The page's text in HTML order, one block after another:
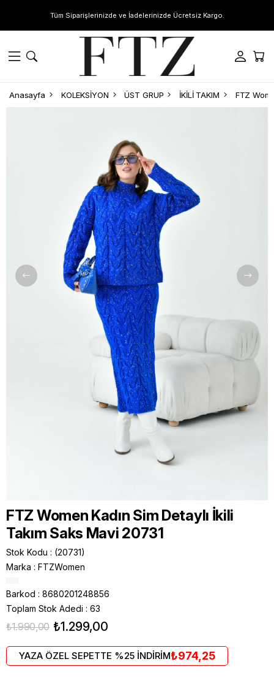
Tüm Siparişlerinizde ve İadelerinizde Ücretsiz Kargo.
Anasayfa KOLEKSİYON ÜST GRUP İKİLİ TAKIM
FTZ Women Kadın Sim Detaylı İkili
Takım Saks Mavi 20731
Stok Kodu
(20731)
Marka : FTZWomen
Barkod : 8680201248856
Toplam Stok Adedi : 63
₺1.990,00 ₺1.299,00
YAZA ÖZEL SEPETTE %25 İNDİRİM₺974,25